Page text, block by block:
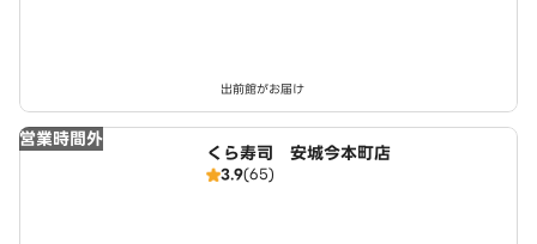
出前館がお届け
営業時間外
くら寿司 安城今本町店
3.9(65)